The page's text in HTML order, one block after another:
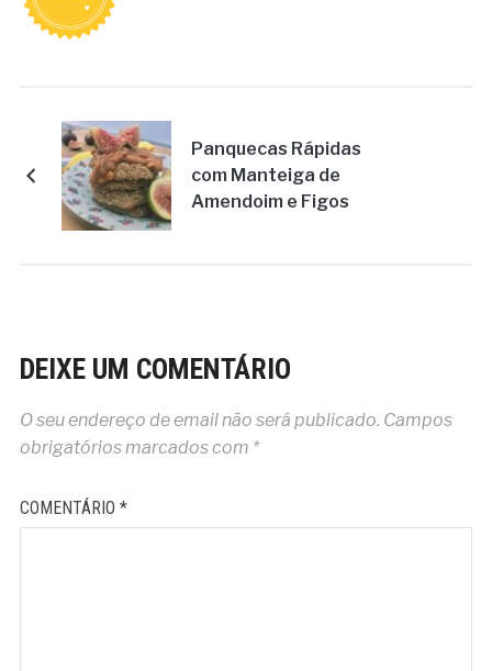
Panquecas Rápidas
com Manteiga de
Amendoim e Figos
DEIXE UM COMENTÁRIO
O seu endereço de email não será publicado. Campos
obrigatórios marcados com *
COMENTÁRIO *